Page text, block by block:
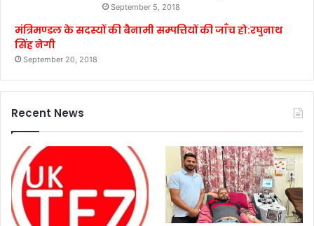
September 5, 2018
मंत्रिमण्डल के सदस्यों की बैनामी सम्पत्तियों की जाँच हो:रघुनाथ
सिंह नेगी
September 20, 2018
Recent News